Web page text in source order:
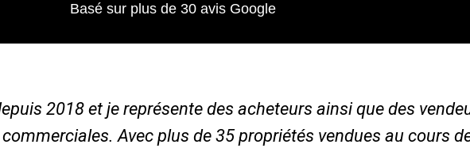
Basé sur plus de 30 avis Google
2018 et je représente des acheteurs ainsi que des
Avec plus de 35 propriétés vendues au cours